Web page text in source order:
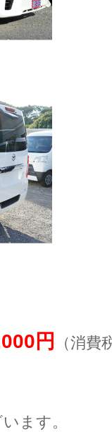
円 （消費
ます。